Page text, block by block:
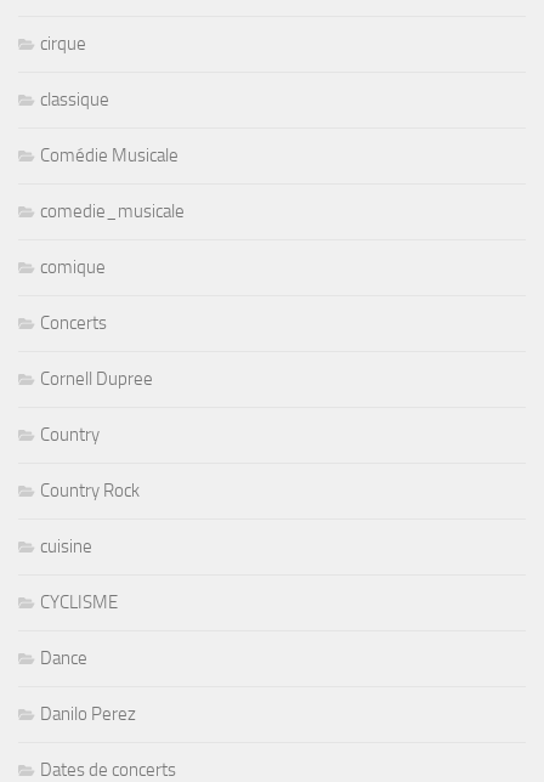
cirque
classique
Comédie Musicale
comedie_musicale
comique
Concerts
Cornell Dupree
Country
Country Rock
cuisine
CYCLISME
Dance
Danilo Perez
Dates de concerts